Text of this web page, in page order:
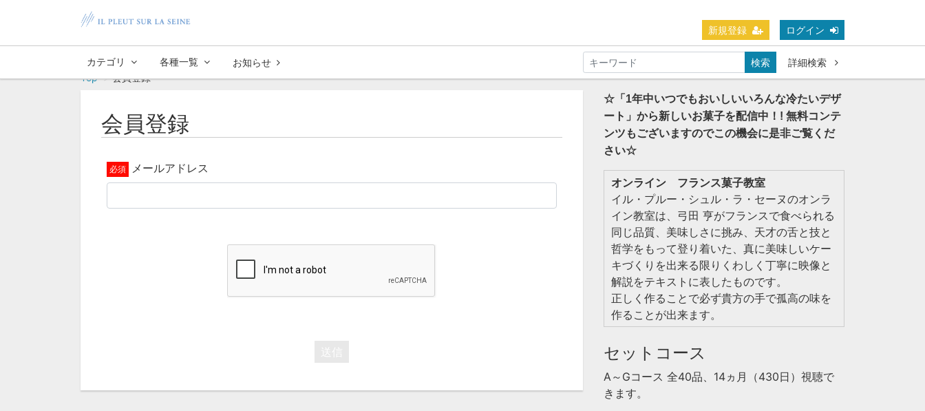
新規登録 ログイン
カテゴリ 各種一覧 お知らせ 検索
詳細検索
Top
会員登録
会員登録
メールアドレス
☆「1年中いつでもおいしいいろんな冷たいデザ
ート」から新しいお菓子を配信中！! 無料コンテ
ンツもございますのでこの機会に是非ご覧くだ
さい☆
オンライン フランス菓子教室
イル・プルー・シュル・ラ・セーヌのオンラ
イン教室は、弓田 亨がフランスで食べられる
同じ品質、美味しさに挑み、天才の舌と技と
哲学をもって登り着いた、真に美味しいケー
キづくりを出来る限りくわしく丁寧に映像と
解説をテキストに表したものです。
正しく作ることで必ず貴方の手で孤高の味を
作ることが出来ます。
セットコース
A～Gコース 全40品、14ヵ月（430日）視聴で
きます。